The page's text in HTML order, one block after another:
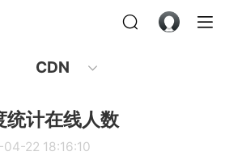
CDN
统计在线人数
22 18:16:10